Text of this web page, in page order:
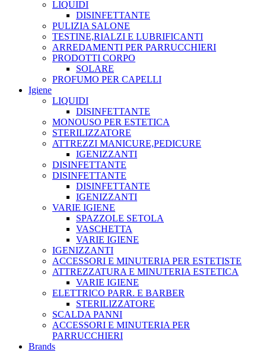
LIQUIDI
DISINFETTANTE
PULIZIA SALONE
TESTINE,RIALZI E LUBRIFICANTI
ARREDAMENTI PER PARRUCCHIERI
PRODOTTI CORPO
SOLARE
PROFUMO PER CAPELLI
Igiene
LIQUIDI
DISINFETTANTE
MONOUSO PER ESTETICA
STERILIZZATORE
ATTREZZI MANICURE,PEDICURE
IGENIZZANTI
DISINFETTANTE
DISINFETTANTE
DISINFETTANTE
IGENIZZANTI
VARIE IGIENE
SPAZZOLE SETOLA
VASCHETTA
VARIE IGIENE
IGENIZZANTI
ACCESSORI E MINUTERIA PER ESTETISTE
ATTREZZATURA E MINUTERIA ESTETICA
VARIE IGIENE
ELETTRICO PARR. E BARBER
STERILIZZATORE
SCALDA PANNI
ACCESSORI E MINUTERIA PER
PARRUCCHIERI
Brands